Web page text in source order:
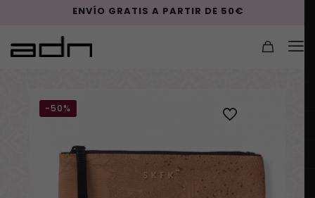
ENVÍO GRATIS A PARTIR DE 50€
-50%